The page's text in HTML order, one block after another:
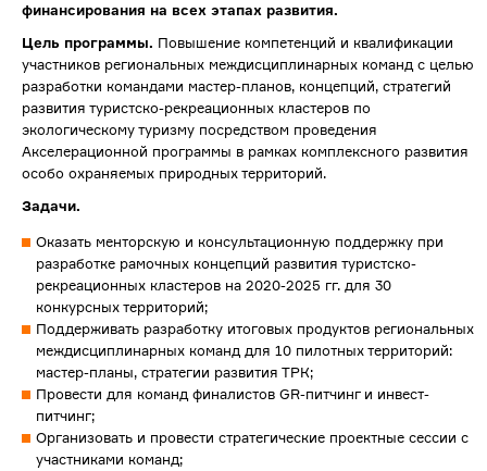
финансирования на всех этапах развития.
Цель программы. Повышение компетенций и квалификации
участников региональных междисциплинарных команд с целью
разработки командами мастер-планов, концепций, стратегий
развития туристско-рекреационных кластеров по
экологическому туризму посредством проведения
Акселерационной программы в рамках комплексного развития
особо охраняемых природных территорий.
Задачи.
Оказать менторскую и консультационную поддержку при
разработке рамочных концепций развития туристско-
рекреационных кластеров на 2020-2025 гг. для 30
конкурсных территорий;
Поддерживать разработку итоговых продуктов региональных
междисциплинарных команд для 10 пилотных территорий:
мастер-планы, стратегии развития ТРК;
Провести для команд финалистов GR-питчинг и инвест-
питчинг;
Организовать и провести стратегические проектные сессии с
участниками команд;